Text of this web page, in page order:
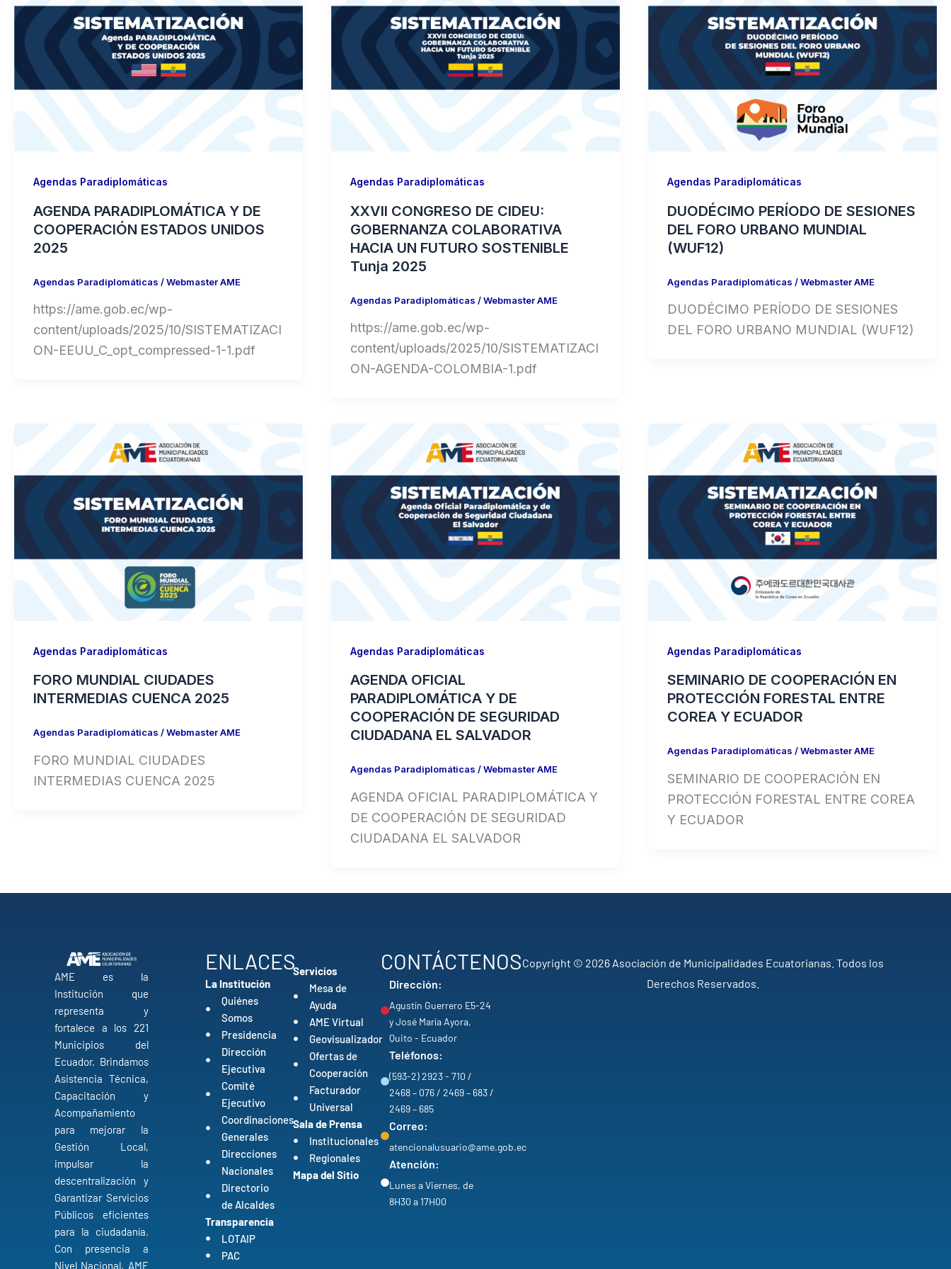
Agendas Paradiplomáticas
AGENDA PARADIPLOMÁTICA Y DE
COOPERACIÓN ESTADOS UNIDOS
2025
Agendas Paradiplomáticas /Webmaster AME
https://ame.gob.ec/wp-
content/uploads/2025/10/SISTEMATIZACI
ON-EEUU_C_opt_compressed-1-1.pdf
Agendas Paradiplomáticas
XXVII CONGRESO DE CIDEU:
GOBERNANZA COLABORATIVA
HACIA UN FUTURO SOSTENIBLE
Tunja 2025
Agendas Paradiplomáticas /Webmaster AME
https://ame.gob.ec/wp-
content/uploads/2025/10/SISTEMATIZACI
ON-AGENDA-COLOMBIA-1.pdf
Agendas Paradiplomáticas
DUODÉCIMO PERÍODO DE SESIONES
DEL FORO URBANO MUNDIAL
(WUF12)
Agendas Paradiplomáticas /Webmaster AME
DUODÉCIMO PERÍODO DE SESIONES
DEL FORO URBANO MUNDIAL (WUF12)
Agendas Paradiplomáticas
FORO MUNDIAL CIUDADES
INTERMEDIAS CUENCA 2025
Agendas Paradiplomáticas /Webmaster AME
FORO MUNDIAL CIUDADES
INTERMEDIAS CUENCA 2025
Agendas Paradiplomáticas
AGENDA OFICIAL
PARADIPLOMÁTICA Y DE
COOPERACIÓN DE SEGURIDAD
CIUDADANA EL SALVADOR
Agendas Paradiplomáticas /Webmaster AME
AGENDA OFICIAL PARADIPLOMÁTICA Y
DE COOPERACIÓN DE SEGURIDAD
CIUDADANA EL SALVADOR
Agendas Paradiplomáticas
SEMINARIO DE COOPERACIÓN EN
PROTECCIÓN FORESTAL ENTRE
COREA Y ECUADOR
Agendas Paradiplomáticas /Webmaster AME
SEMINARIO DE COOPERACIÓN EN
PROTECCIÓN FORESTAL ENTRE COREA
Y ECUADOR
AME es la
Institución que
representa y
fortalece a los 221
Municipios del
Ecuador. Brindamos
Asistencia Técnica,
Capacitación y
Acompañamiento
para mejorar la
Gestión Local,
impulsar la
descentralización y
Garantizar Servicios
Públicos eficientes
para la ciudadanía.
Con presencia a
Nivel Nacional, AME
ENLACES
La Institución
Quiénes
Somos
Presidencia
Dirección
Ejecutiva
Comité
Ejecutivo
Coordinaciones
Generales
Direcciones
Nacionales
Directorio
de Alcaldes
Transparencia
LOTAIP
PAC
Servicios
Mesa de
Ayuda
AME Virtual
Geovisualizador
Ofertas de
Cooperación
Facturador
Universal
Sala de Prensa
Institucionales
Regionales
Mapa del Sitio
CONTÁCTENOS
Dirección:
Agustín Guerrero E5-24
y José María Ayora,
Quito - Ecuador
Teléfonos:
(593-2) 2923 - 710 /
2468 – 076 / 2469 – 683 /
2469 – 685
Correo:
atencionalusuario@ame.gob.ec
Atención:
Lunes a Viernes, de
8H30 a 17H00
Copyright © 2026 Asociación de Municipalidades Ecuatorianas. Todos los
Derechos Reservados.